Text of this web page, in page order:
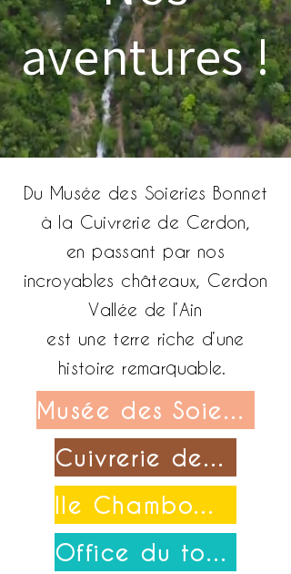
aventures !
Du Musée des Soieries Bonnet
à la Cuivrerie de Cerdon,
en passant par nos
incroyables châteaux, Cerdon
Vallée de l’Ain
est une terre riche d’une
histoire remarquable.
Musée des Soieries Bonnet
Cuivrerie de Cerdon
Ile Chambod-Merpuis
Office du tourisme